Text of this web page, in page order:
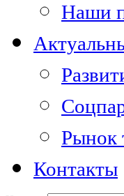
Наши
Рынок
Контакты